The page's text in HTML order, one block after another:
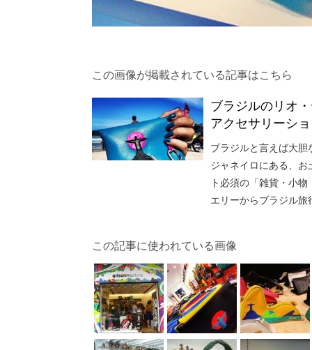
この画像が掲載されている記事はこちら
ブラジルのリオ
アクセサリーシ
ブラジルと言えば大
ジャネイロにある、
ト必須の「雑貨・小
エリーからブラジル
この記事に使われている画像